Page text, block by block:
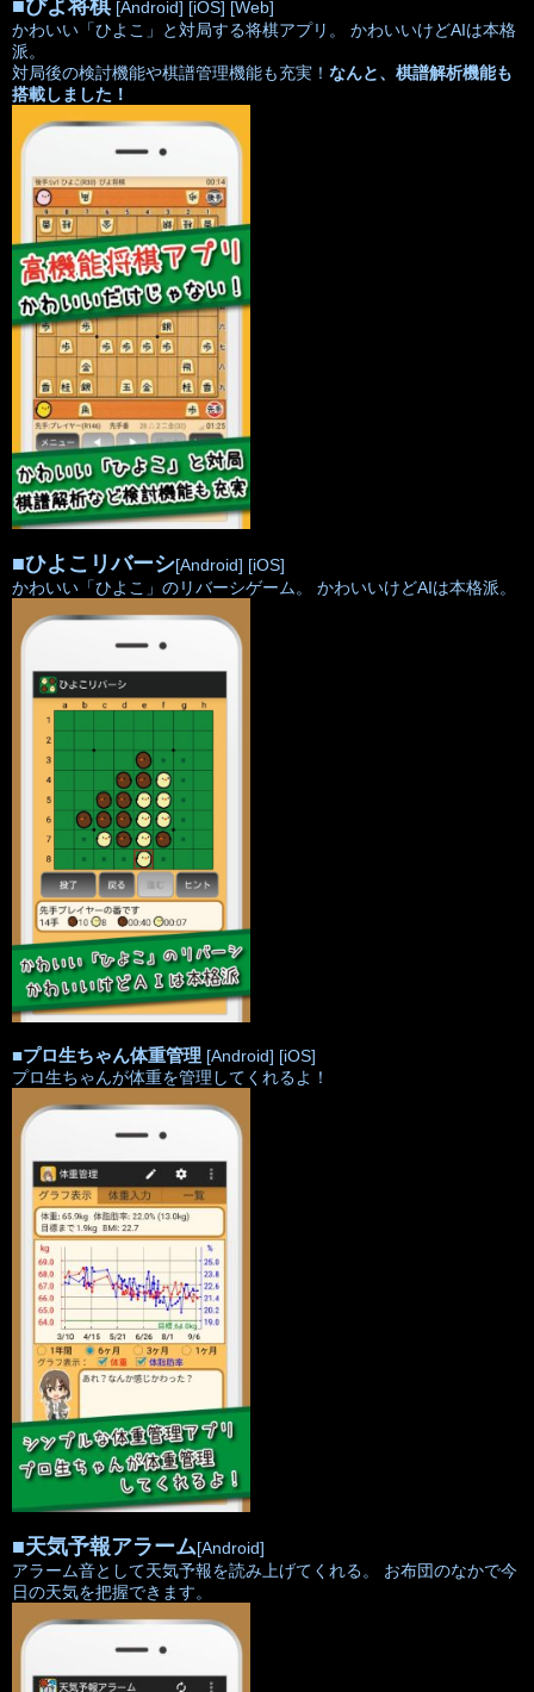
■ぴよ将棋 [Android] [iOS] [Web]
かわいい「ひよこ」と対局する将棋アプリ。 かわいいけどAIは本格
派。
対局後の検討機能や棋譜管理機能も充実！ なんと、棋譜解析機能も
搭載しました！
■ひよこリバーシ[Android] [iOS]
かわいい「ひよこ」のリバーシゲーム。 かわいいけどAIは本格派。
■プロ生ちゃん体重管理 [Android] [iOS]
プロ生ちゃんが体重を管理してくれるよ！
■天気予報アラーム[Android]
アラーム音として天気予報を読み上げてくれる。 お布団のなかで今
日の天気を把握できます。